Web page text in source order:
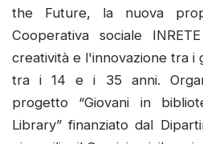
the Future, la nuova
Cooperativa sociale
creatività e l'innovazione tra i
tra i 14 e i 35 anni.
progetto “Giovani in
Library” finanziato dal